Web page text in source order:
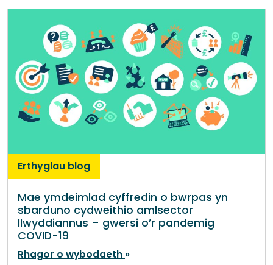
Erthyglau blog
Mae ymdeimlad cyffredin o bwrpas yn
sbarduno cydweithio amlsector
llwyddiannus – gwersi o’r pandemig
COVID-19
Rhagor o wybodaeth